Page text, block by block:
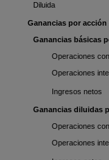
Diluida
Ganancias por acción
Ganancias básicas
Operaciones
Operaciones
Ingresos netos
Ganancias diluidas
Operaciones
Operaciones